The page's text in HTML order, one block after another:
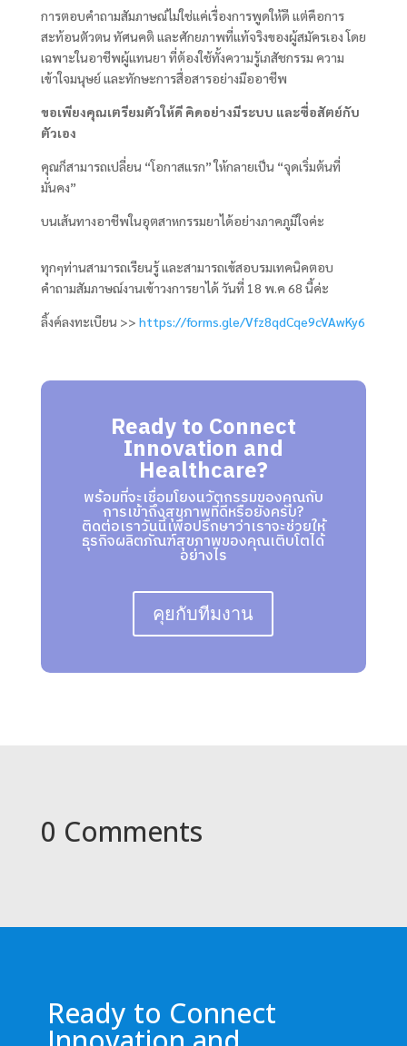
การตอบคำถามสัมภาษณ์ไม่ใช่แค่เรื่องการพูดให้ดี แต่คือการ
สะท้อนตัวตน ทัศนคติ และศักยภาพที่แท้จริงของผู้สมัครเอง โดย
เฉพาะในอาชีพผู้แทนยา ที่ต้องใช้ทั้งความรู้เภสัชกรรม ความ
เข้าใจมนุษย์ และทักษะการสื่อสารอย่างมืออาชีพ
ขอเพียงคุณเตรียมตัวให้ดี คิดอย่างมีระบบ และซื่อสัตย์กับ
ตัวเอง
คุณก็สามารถเปลี่ยน “โอกาสแรก” ให้กลายเป็น “จุดเริ่มต้นที่
มั่นคง”
บนเส้นทางอาชีพในอุตสาหกรรมยาได้อย่างภาคภูมิใจค่ะ
ทุกๆท่านสามารถเรียนรู้ และสามารถเข้สอบรมเทคนิคตอบ
คำถามสัมภาษณ์งานเข้าวงการยาได้ วันที่ 18 พ.ค 68 นี้ค่ะ
ลิ้งค์ลงทะเบียน >> https://forms.gle/Vfz8qdCqe9cVAwKy6
Ready to Connect
Innovation and
Healthcare?
พร้อมที่จะเชื่อมโยงนวัตกรรมของคุณกับ
การเข้าถึงสุขภาพที่ดีหรือยังครับ?
ติดต่อเราวันนี้เพื่อปรึกษาว่าเราจะช่วยให้
ธุรกิจผลิตภัณฑ์สุขภาพของคุณเติบโตได้
อย่างไร
คุยกับทีมงาน
0 Comments
Ready to Connect